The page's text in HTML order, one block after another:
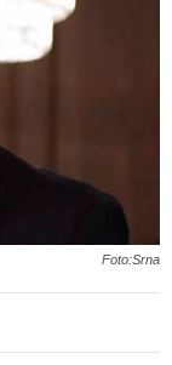
Foto:Srna